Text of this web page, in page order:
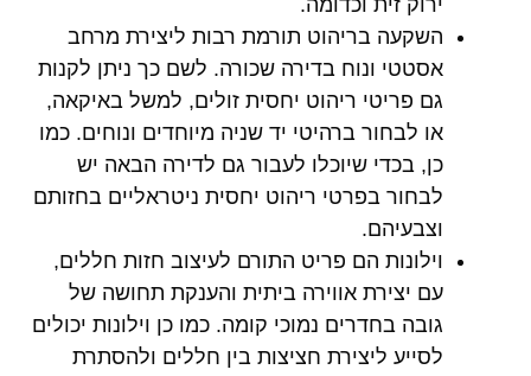
ירוק זית וכדומה.
השקעה בריהוט תורמת רבות ליצירת מרחב
אסטטי ונוח בדירה שכורה. לשם כך ניתן לקנות
גם פריטי ריהוט יחסית זולים, למשל באיקאה,
או לבחור ברהיטי יד שניה מיוחדים ונוחים. כמו
כן, בכדי שיוכלו לעבור גם לדירה הבאה יש
לבחור בפרטי ריהוט יחסית ניטראליים בחזותם
וצבעיהם.
וילונות הם פריט התורם לעיצוב חזות חללים,
עם יצירת אווירה ביתית והענקת תחושה של
גובה בחדרים נמוכי קומה. כמו כן וילונות יכולים
לסייע ליצירת חציצות בין חללים ולהסתרת